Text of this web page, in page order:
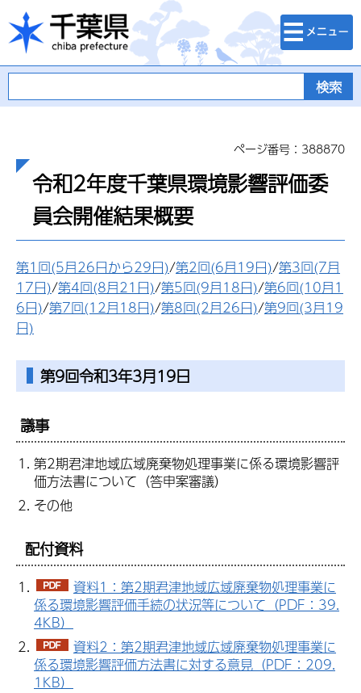
千葉県
検索・メニュ
ー
ページ番号：388870
令和2年度千葉県環境影響評価委
員会開催結果概要
第1回(5月26日から29日)/第2回(6月19日)/第3回(7月
17日)/第4回(8月21日)/第5回(9月18日)/第6回(10月1
6日)/第7回(12月18日)/第8回(2月26日)/第9回(3月19
日)
第9回令和3年3月19日
議事
第2期君津地域広域廃棄物処理事業に係る環境影響評
価方法書について（答申案審議）
その他
配付資料
資料1：第2期君津地域広域廃棄物処理事業に
係る環境影響評価手続の状況等について（PDF：39.
4KB）
資料2：第2期君津地域広域廃棄物処理事業に
係る環境影響評価方法書に対する意見（PDF：209.
1KB）